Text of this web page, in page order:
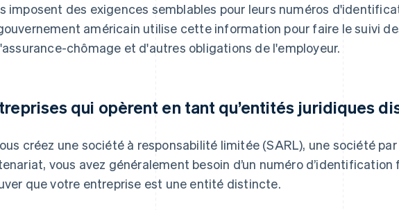
imposent des exigences semblables pour leurs numéros
américain utilise cette information pour faire le suivi
chômage et d'autres obligations de l'employeur.
qui opèrent en tant qu’entités juridiques
créez une société à responsabilité limitée (SARL), une société
vous avez généralement besoin d’un numéro d’identification
que votre entreprise est une entité distincte.